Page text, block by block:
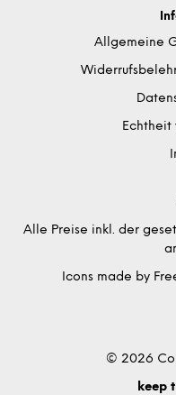
Allgemeine
Echtheit
Alle Preise inkl. der
Icons made by
© 2026
keep